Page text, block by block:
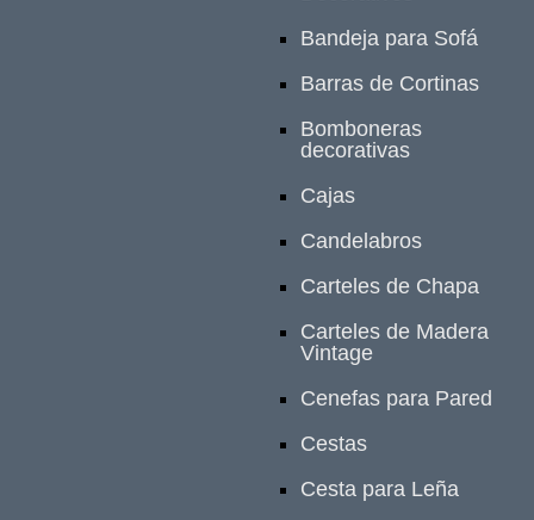
Bandeja para Sofá
Barras de Cortinas
Bomboneras
decorativas
Cajas
Candelabros
Carteles de Chapa
Carteles de Madera
Vintage
Cenefas para Pared
Cestas
Cesta para Leña